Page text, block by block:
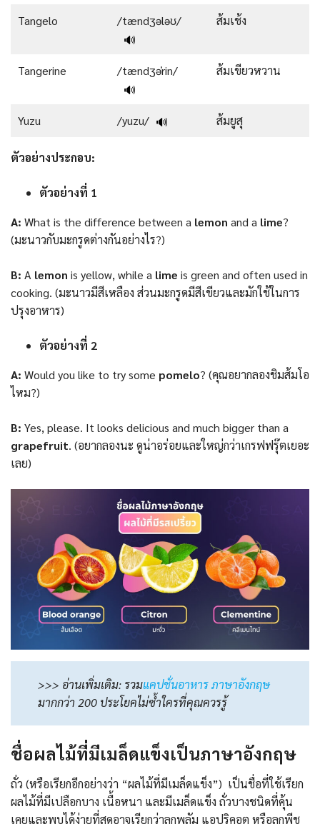
Tangelo
/tændʒələʊ/
🔊
ส้มเช้ง
Tangerine
/tændʒəˈrin/
🔊
ส้มเขียวหวาน
Yuzu /yuzu/ 🔊 ส้มยูสุ
ตัวอย่างประกอบ:
ตัวอย่างที่ 1
A: What is the difference between a lemon and a lime?
(มะนาวกับมะกรูดต่างกันอย่างไร?)
B: A lemon is yellow, while a lime is green and often used in
cooking. (มะนาวมีสีเหลือง ส่วนมะกรูดมีสีเขียวและมักใช้ในการ
ปรุงอาหาร)
ตัวอย่างที่ 2
A: Would you like to try some pomelo? (คุณอยากลองชิมส้มโอ
ไหม?)
B: Yes, please. It looks delicious and much bigger than a
grapefruit. (อยากลองนะ ดูน่าอร่อยและใหญ่กว่าเกรฟฟรุ๊ตเยอะ
เลย)
>>> อ่านเพิ่มเติม: รวมแคปชั่นอาหาร ภาษาอังกฤษ
มากกว่า 200 ประโยคไม่ซ้ำใครที่คุณควรรู้
ชื่อผลไม้ที่มีเมล็ดแข็งเป็นภาษาอังกฤษ
ถั่ว (หรือเรียกอีกอย่างว่า “ผลไม้ที่มีเมล็ดแข็ง”) เป็นชื่อที่ใช้เรียก
ผลไม้ที่มีเปลือกบาง เนื้อหนา และมีเมล็ดแข็ง ถั่วบางชนิดที่คุ้น
เคยและพบได้ง่ายที่สุดอาจเรียกว่าลูกพลัม แอปริคอต หรือลูกพีช